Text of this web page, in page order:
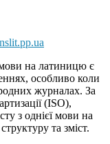
мови на латиницю є
особливо коли
журналах. За
(ISO),
з однієї мови на
та зміст.